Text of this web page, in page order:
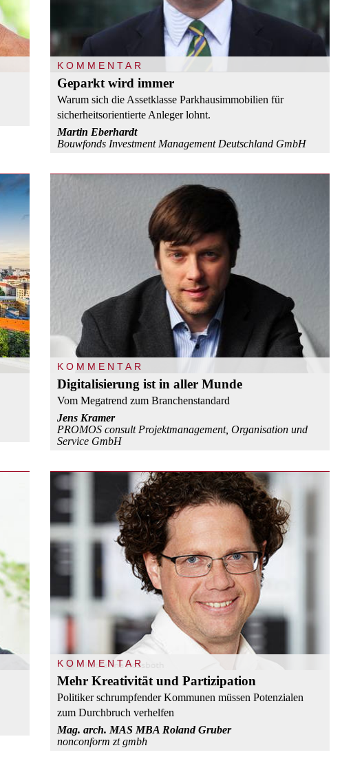
KOMMENTAR
Geparkt wird immer
Warum sich die Assetklasse Parkhausimmobilien für
sicherheitsorientierte Anleger lohnt.
Martin Eberhardt
Bouwfonds Investment Management Deutschland GmbH
KOMMENTAR
Digitalisierung ist in aller Munde
Vom Megatrend zum Branchenstandard
Jens Kramer
PROMOS consult Projektmanagement, Organisation und
Service GmbH
KOMMENTAR
Mehr Kreativität und Partizipation
Politiker schrumpfender Kommunen müssen Potenzialen
zum Durchbruch verhelfen
Mag. arch. MAS MBA Roland Gruber
nonconform zt gmbh